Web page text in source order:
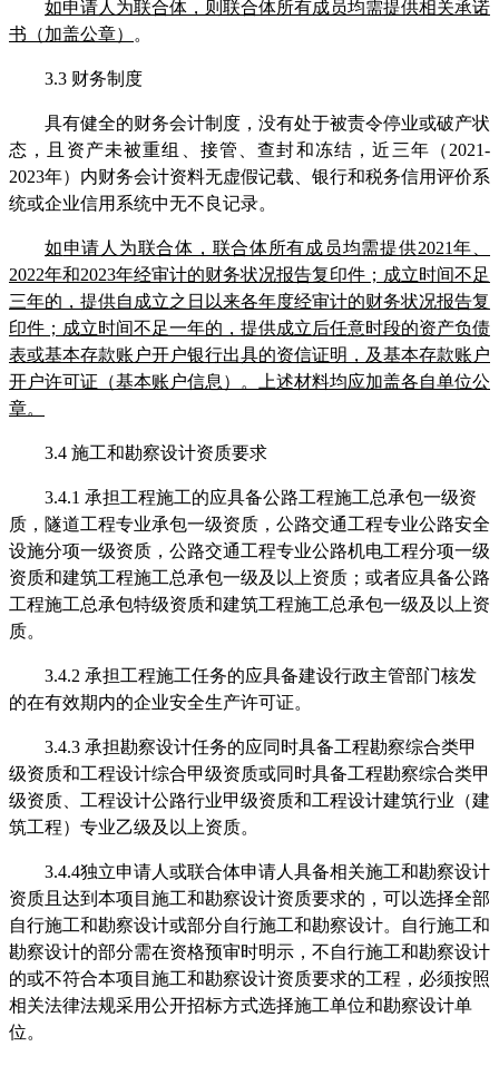
如申请人为联合体，则联合体所有成员均需提供相关承诺
书（加盖公章）
。
3.3 财务制度
具有健全的财务会计制度，没有处于被责令停业或破产状
态，且资产未被重组、接管
、查封和冻结，近三年（ 2021-
2023年）内财务会计资料无虚假记载、银行和税务信用评价系
统或企业信用系统中无不良记录。
如申请人 为联合体，联合体所有成员均需提供2021年、
2022年和2023年经审计的财务状况报告复印件 ； 成立时间不足
三年的，提供自成立之日以来各年度经审计的财务状况报告复
印件 ；成立时间不足一年的，提供成立后任意时段的资产负债
表或基本存款账户开户银行出具的资信证明，及基本存款账户
开户许可证（基本账户信息）。
上述材料均应加盖各自单位公
章。
3.4 施工和勘察设计资质要求
3.4.1 承担工程施工的应具备公路工程施工总承包一级资
质 ， 隧道工程专业承包一级资质 ， 公路交通工程专业公路安全
设施分项一级资质，公路交通工程专业公路机电工程分项一级
资质和建筑工程施工总承包一级及以上资质 ；或者应具备公路
工程施工总承包特级资质和建筑工程施工总承包一级及以上资
质。
3.4.2 承担工程施工任务的应具备建设行政主管部门核发
的在有效期内的企业安全生产许可证。
3.4.3 承担勘察设计任务的应同时具备工程勘察综合类甲
级资质和工程设计综合甲级资质或同时具备工程勘察综合类甲
级资质、工程设计公路行业甲级资质和工程设计建筑行业（建
筑工程）专业乙级及以上资质。
3.4.4独立申请人 或联合体申请人 具备相关施工和勘察设计
资质且达到本项目施工和勘察设计资质要求的，可以选择全部
自行施工和勘察设计或部分自行施工和勘察设计。自行施工和
勘察设计的部分需在资格预审时明示，不自行施工和勘察设计
的或不符合本项目施工和勘察设计资质要求的工程，必须按照
相关法律法规采用公开招标方式选择施工单位和勘察设计单
位。